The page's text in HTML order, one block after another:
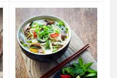
Triệu Bao Ăn Ở.